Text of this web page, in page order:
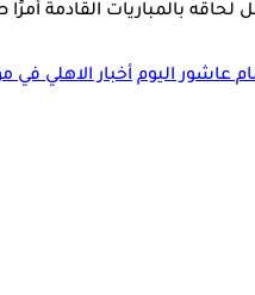
بالمباريات القادمة
عاشور اليوم أخبار الاهلي في